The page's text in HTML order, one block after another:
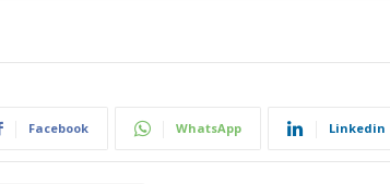
Facebook WhatsApp Linkedin